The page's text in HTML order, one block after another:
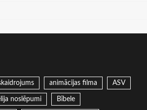
animācijas filma ASV
noslēpumi Bībele